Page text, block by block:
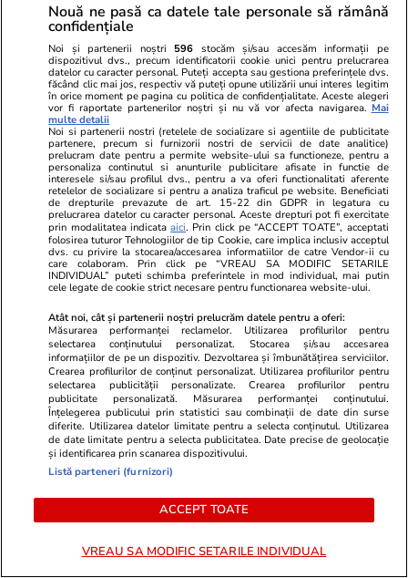
Vărsătorii ar vrea să răstoarne
termenii unei înțelegeri, să
modifice un acord care nu le mai
convine
interzis să
plouă: se
claxonat de
Horoscop 17 iul.
Horoscop 18 iulie 2026.
Vărsătorii ar vrea să răstoarne
termenii unei înțelegeri, să
modifice un acord care nu le mai
Lifestyle 16 iul.
Cum îţi laşi casa în siguranţă
înainte de a pleca în concediu
Nouă ne pasă ca datele tale personale să rămână
confidențiale
Noi și partenerii noștri 596 stocăm și/sau accesăm informații pe
dispozitivul dvs., precum identificatorii cookie unici pentru prelucrarea
datelor cu caracter personal. Puteți accepta sau gestiona preferințele dvs.
făcând clic mai jos, respectiv vă puteți opune utilizării unui interes legitim
în orice moment pe pagina cu politica de confidențialitate. Aceste alegeri
vor fi raportate partenerilor noștri și nu vă vor afecta navigarea. Mai
multe detalii
Noi si partenerii nostri (retelele de socializare si agentiile de publicitate
partenere, precum si furnizorii nostri de servicii de date analitice)
prelucram date pentru a permite website-ului sa functioneze, pentru a
personaliza continutul si anunturile publicitare afisate in functie de
interesele si/sau profilul dvs., pentru a va oferi functionalitati aferente
retelelor de socializare si pentru a analiza traficul pe website. Beneficiati
de drepturile prevazute de art. 15-22 din GDPR in legatura cu
prelucrarea datelor cu caracter personal. Aceste drepturi pot fi exercitate
prin modalitatea indicataaici. Prin click pe “ACCEPT TOATE”, acceptati
folosirea tuturor Tehnologiilor de tip Cookie, care implica inclusiv acceptul
dvs. cu privire la stocarea/accesarea informatiilor de catre Vendor-ii cu
care colaboram. Prin click pe “VREAU SA MODIFIC SETARILE
INDIVIDUAL” puteti schimba preferintele in mod individual, mai putin
cele legate de cookie strict necesare pentru functionarea website-ului.
Atât noi, cât și partenerii noștri prelucrăm datele pentru a oferi:
Măsurarea performanței reclamelor. Utilizarea profilurilor pentru
selectarea conținutului personalizat. Stocarea și/sau accesarea
informațiilor de pe un dispozitiv. Dezvoltarea și îmbunătățirea serviciilor.
Crearea profilurilor de conținut personalizat. Utilizarea profilurilor pentru
selectarea publicității personalizate. Crearea profilurilor pentru
publicitate personalizată. Măsurarea performanței conținutului.
Înțelegerea publicului prin statistici sau combinații de date din surse
diferite. Utilizarea datelor limitate pentru a selecta conținutul. Utilizarea
de date limitate pentru a selecta publicitatea. Date precise de geolocație
și identificarea prin scanarea dispozitivului.
Listă parteneri (furnizori)
ACCEPT TOATE
VREAU SA MODIFIC SETARILE INDIVIDUAL